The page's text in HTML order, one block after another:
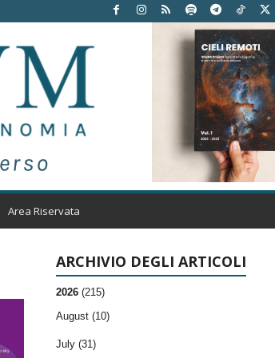
Area Riservata
ARCHIVIO DEGLI ARTICOLI
2026 (215)
August (10)
July (31)